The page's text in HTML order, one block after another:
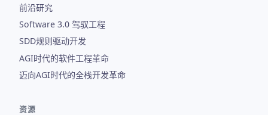
前沿研究
Software 3.0 驾驭工程
SDD规则驱动开发
AGI时代的软件工程革命
迈向AGI时代的全栈开发革命
资源